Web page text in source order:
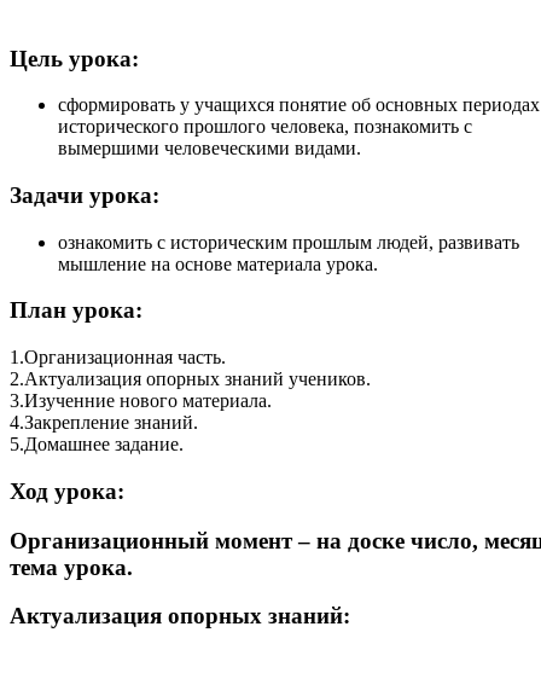
Цель урока:
сформировать у учащихся понятие об основных периодах
исторического прошлого человека, познакомить с
вымершими человеческими видами.
Задачи урока:
ознакомить с историческим прошлым людей, развивать
мышление на основе материала урока.
План урока:
1.Организационная часть.
2.Актуализация опорных знаний учеников.
3.Изученние нового материала.
4.Закрепление знаний.
5.Домашнее задание.
Ход урока:
Организационный момент – на доске число,
тема урока.
Актуализация опорных знаний: